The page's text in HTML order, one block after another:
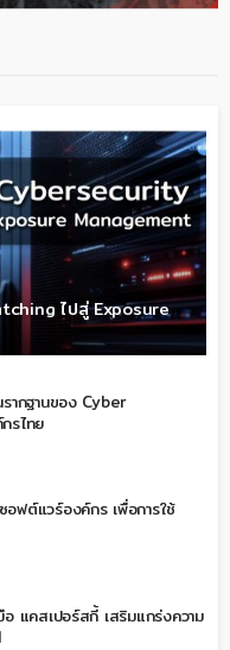
ไปสู่ Exposure
ากฐานของ Cyber
รไทย
ฟต์แวร์องค์กร เพื่อการใช้
แคสเปอร์สกี้ เสริมแกร่งความ